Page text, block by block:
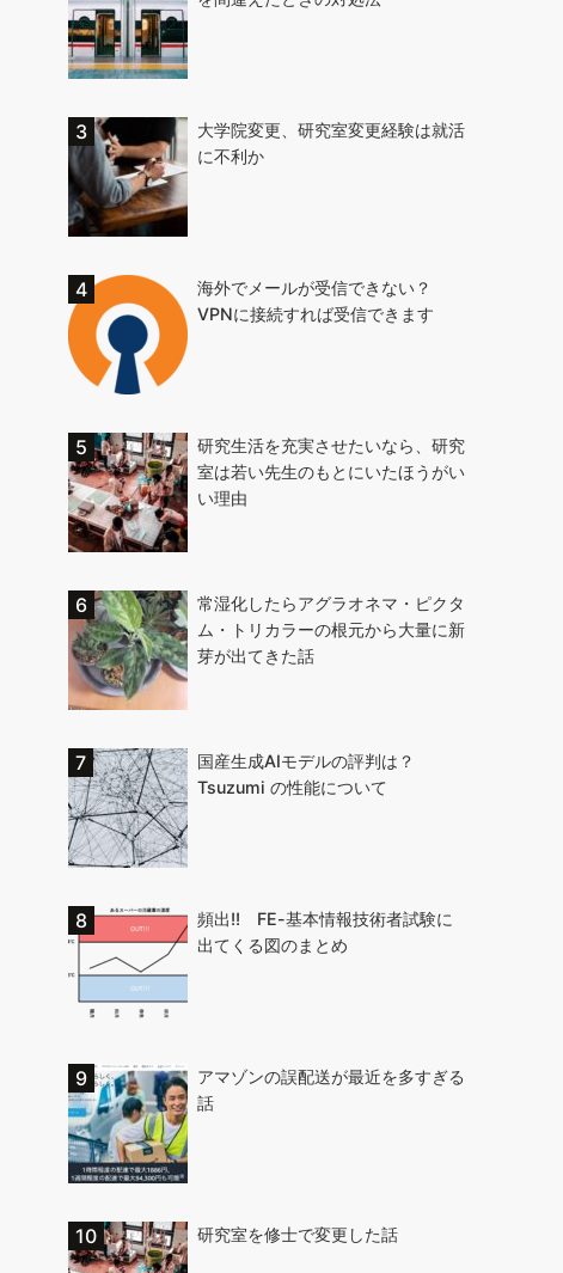
大学院変更、研究室変更経験は就活
に不利か
海外でメールが受信できない？
VPNに接続すれば受信できます
研究生活を充実させたいなら、研究
室は若い先生のもとにいたほうがい
い理由
常湿化したらアグラオネマ・ピクタ
ム・トリカラーの根元から大量に新
芽が出てきた話
国産生成AIモデルの評判は？
Tsuzumi の性能について
頻出!! FE-基本情報技術者試験に
出てくる図のまとめ
アマゾンの誤配送が最近を多すぎる
話
研究室を修士で変更した話